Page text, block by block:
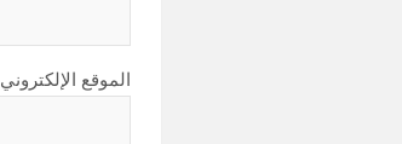
الموقع الإلكتروني